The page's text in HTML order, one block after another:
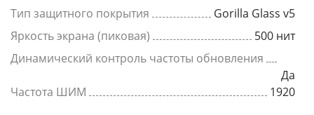
Тип защитного покрытия
Gorilla Glass v5
Яркость экрана (пиковая)
500 нит
Динамический контроль частоты обновления
Да
Частота ШИМ
1920